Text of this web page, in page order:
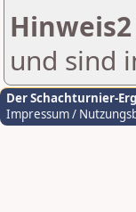
Hinweis2
und sind
Der Schachturnier-
Impressum /